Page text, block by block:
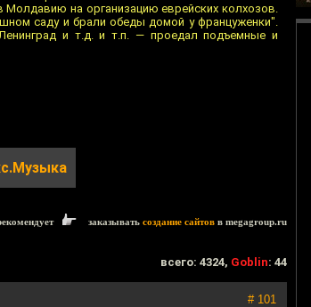
на организацию еврейских колхозов.
саду и брали обеды домой у француженки".
и т.д. и т.п. — проедал подъемные и
заказывать создание сайтов в megagroup.ru
всего: 4324, Goblin: 44
# 101